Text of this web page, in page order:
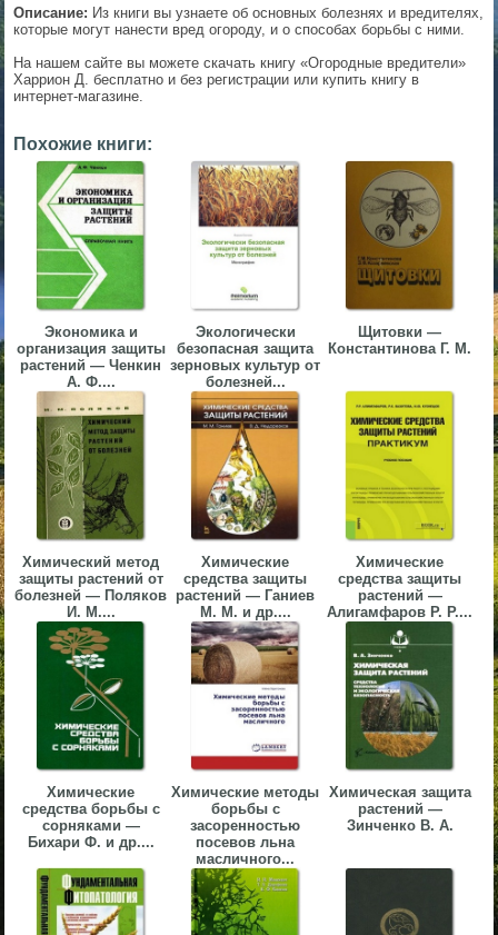
Описание: Из книги вы узнаете об основных болезнях и вредителях,
которые могут нанести вред огороду, и о способах борьбы с ними.
На нашем сайте вы можете скачать книгу «Огородные вредители»
Харрион Д. бесплатно и без регистрации или купить книгу в
интернет-магазине.
Похожие книги:
Экономика и
организация защиты
растений — Ченкин
А. Ф....
Экологически
безопасная защита
зерновых культур от
болезней...
Щитовки —
Константинова Г. М.
Химический метод
защиты растений от
болезней — Поляков
И. М....
Химические
средства защиты
растений — Ганиев
М. М. и др....
Химические
средства защиты
растений —
Алигамфаров Р. Р....
Химические
средства борьбы с
сорняками —
Бихари Ф. и др....
Химические методы
борьбы с
засоренностью
посевов льна
масличного...
Химическая защита
растений —
Зинченко В. А.
▼
▼
▼
▼